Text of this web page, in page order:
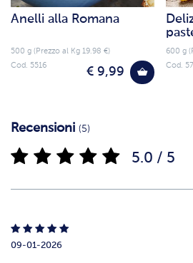
Anelli alla Romana
500 g (Prezzo al Kg 19.98 €)
€ 9,99
Cod. 5516
600 g
Cod.
Recensioni (5)
5.0 / 5
09-01-2026